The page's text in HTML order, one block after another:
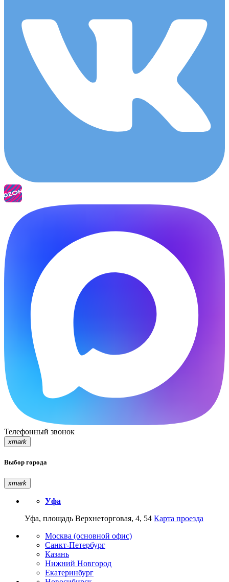
Телефонный звонок
xmark
Выбор города
xmark
Уфа
Уфа, площадь Верхнеторговая, 4, 54 Карта проезда
Москва (основной офис)
Санкт-Петербург
Казань
Нижний Новгород
Екатеринбург